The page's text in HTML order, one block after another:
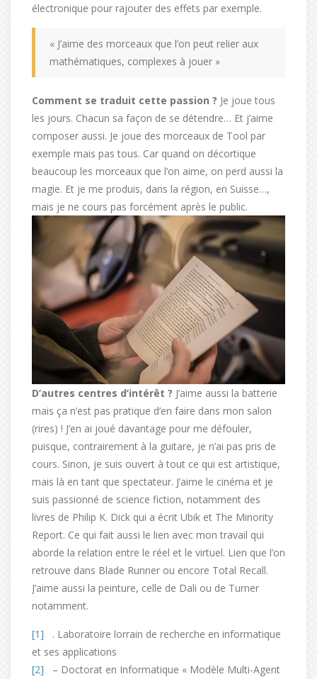
électronique pour rajouter des effets par exemple.
« J’aime des morceaux que l’on peut relier aux
mathématiques, complexes à jouer »
Comment se traduit cette passion ? Je joue tous
les jours. Chacun sa façon de se détendre… Et j’aime
composer aussi. Je joue des morceaux de Tool par
exemple mais pas tous. Car quand on décortique
beaucoup les morceaux que l’on aime, on perd aussi la
magie. Et je me produis, dans la région, en Suisse…,
mais je ne cours pas forcément après le public.
D’autres centres d’intérêt ? J’aime aussi la batterie
mais ça n’est pas pratique d’en faire dans mon salon
(rires) ! J’en ai joué davantage pour me défouler,
puisque, contrairement à la guitare, je n’ai pas pris de
cours. Sinon, je suis ouvert à tout ce qui est artistique,
mais là en tant que spectateur. J’aime le cinéma et je
suis passionné de science fiction, notamment des
livres de Philip K. Dick qui a écrit Ubik et The Minority
Report. Ce qui fait aussi le lien avec mon travail qui
aborde la relation entre le réel et le virtuel. Lien que l’on
retrouve dans Blade Runner ou encore Total Recall.
J’aime aussi la peinture, celle de Dali ou de Turner
notamment.
[1] . Laboratoire lorrain de recherche en informatique
et ses applications
[2] – Doctorat en Informatique « Modèle Multi-Agent